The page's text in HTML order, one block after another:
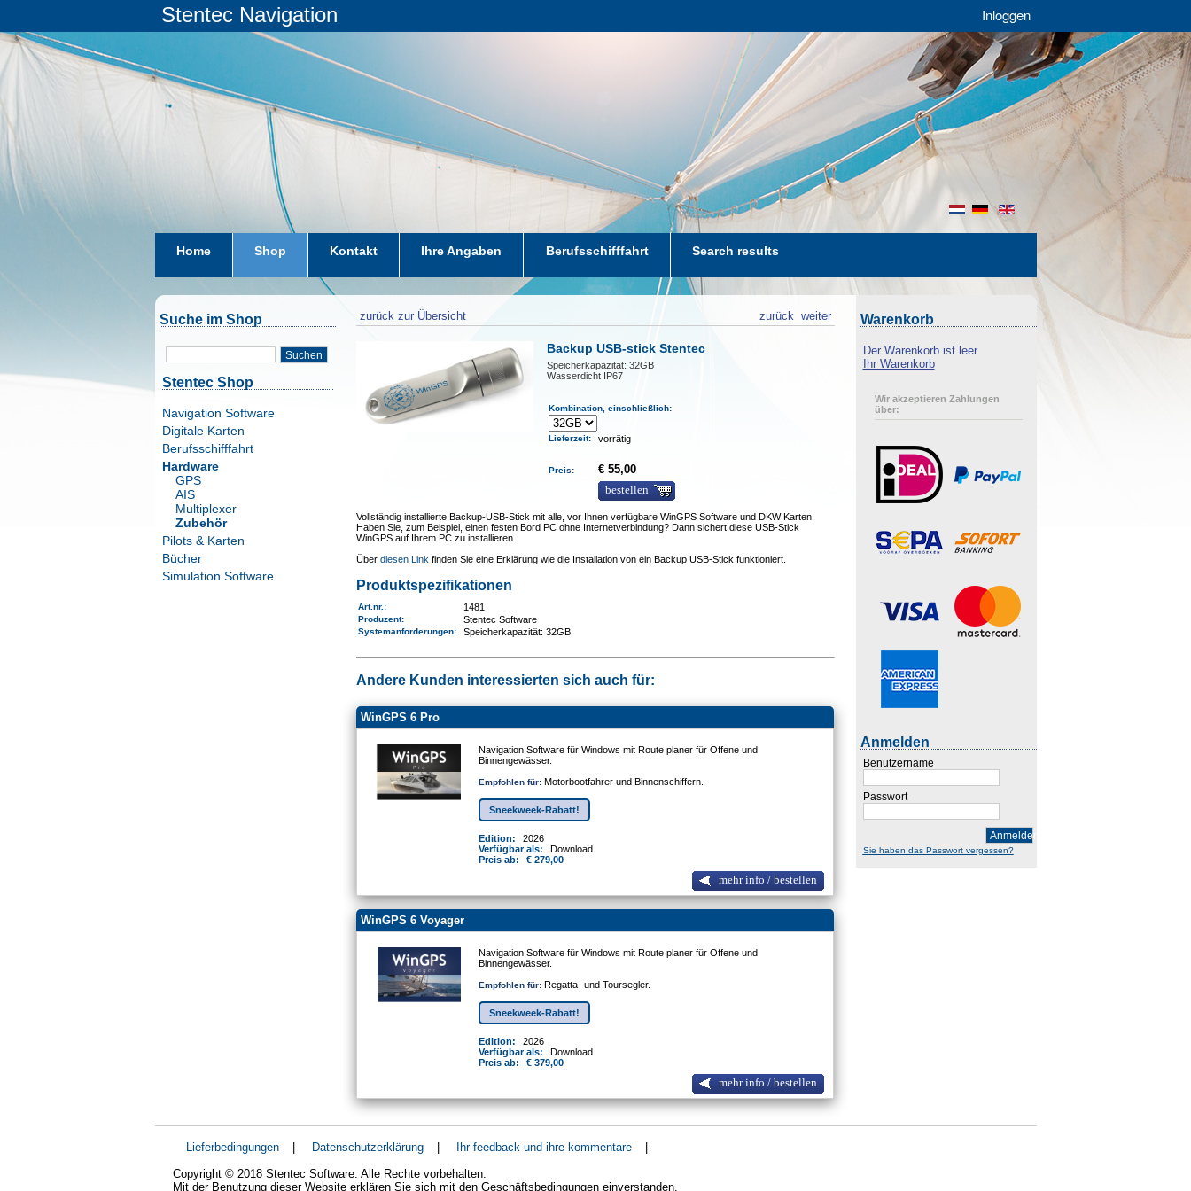
Stentec Navigation Inloggen
en
de
nl
Home Shop Kontakt Ihre Angaben Berufsschifffahrt Search results
Suche im Shop
Suchen
Stentec Shop
Navigation Software
Digitale Karten
Berufsschifffahrt
Hardware
GPS
AIS
Multiplexer
Zubehör
Pilots & Karten
Bücher
Simulation Software
zurück zur Übersicht weiter
zurück
Backup USB-stick Stentec
Speicherkapazität: 32GB
Wasserdicht IP67
Kombination, einschließlich:
Lieferzeit: vorrätig
Preis:
€ 55,00
bestellen
Vollständig installierte Backup-USB-Stick mit alle, vor Ihnen verfügbare WinGPS Software und DKW Karten.
Haben Sie, zum Beispiel, einen festen Bord PC ohne Internetverbindung? Dann sichert diese USB-Stick
WinGPS auf Ihrem PC zu installieren.
Überdiesen Link finden Sie eine Erklärung wie die Installation von ein Backup USB-Stick funktioniert.
Produktspezifikationen
Art.nr. : 1481
Produzent: Stentec Software
Systemanforderungen: Speicherkapazität: 32GB
Andere Kunden interessierten sich auch für:
WinGPS 6 Pro
Navigation Software für Windows mit Route planer für Offene und
Binnengewässer.
Empfohlen für: Motorbootfahrer und Binnenschiffern.
Sneekweek-Rabatt!
Edition:
2026
Verfügbar als:
Download
Preis ab:
€ 279,00
mehr info / bestellen
WinGPS 6 Voyager
Navigation Software für Windows mit Route planer für Offene und
Binnengewässer.
Empfohlen für: Regatta- und Toursegler.
Sneekweek-Rabatt!
Edition:
2026
Verfügbar als:
Download
Preis ab:
€ 379,00
mehr info / bestellen
Warenkorb
Der Warenkorb ist leer
Ihr Warenkorb
Wir akzeptieren Zahlungen
über:
Anmelden
Benutzername
Passwort
Anmelden
Sie haben das Passwort vergessen?
Lieferbedingungen | Datenschutzerklärung | Ihr feedback und ihre kommentare
|
Copyright © 2018 Stentec Software. Alle Rechte vorbehalten.
Mit der Benutzung dieser Website erklären Sie sich mit den Geschäftsbedingungen einverstanden.